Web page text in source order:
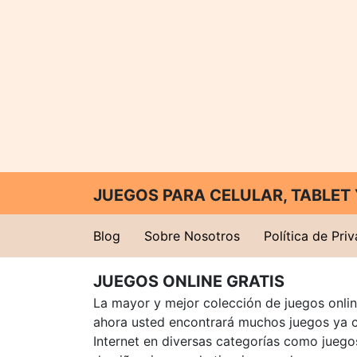
JUEGOS PARA CELULAR,
Blog Sobre Nosotros Política de
JUEGOS ONLINE GRATIS
La mayor y mejor colección de juegos
ahora usted encontrará muchos juegos ya
Internet en diversas categorías como